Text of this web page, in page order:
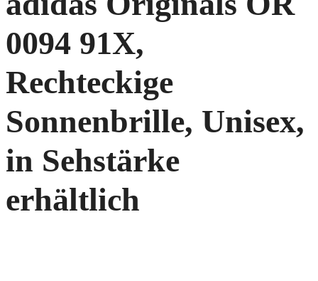
0094 91X,
Rechteckige
Sonnenbrille, Unisex,
in Sehstärke
erhältlich